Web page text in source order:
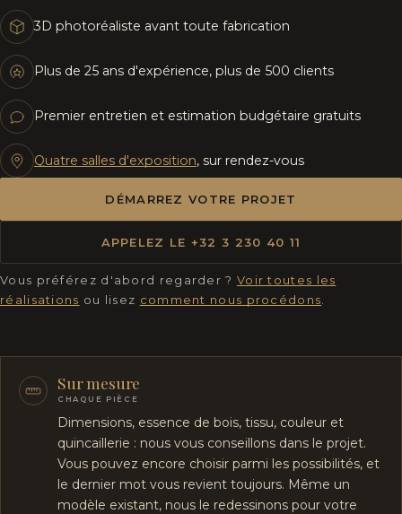
3D photoréaliste avant toute fabrication
Plus de 25 ans d'expérience, plus de 500 clients
Premier entretien et estimation budgétaire gratuits
Quatre salles d'exposition, sur rendez-vous
DÉMARREZ VOTRE PROJET
APPELEZ LE +32 3 230 40 11
Vous préférez d'abord regarder ? Voir toutes les
réalisations ou lisez comment nous procédons
Sur mesure
CHAQUE PIÈCE
Dimensions, essence de bois, tissu, couleur et
quincaillerie : nous vous conseillons dans le projet.
Vous pouvez encore choisir parmi les possibilités, et
le dernier mot vous revient toujours. Même un
modèle existant, nous le redessinons pour votre